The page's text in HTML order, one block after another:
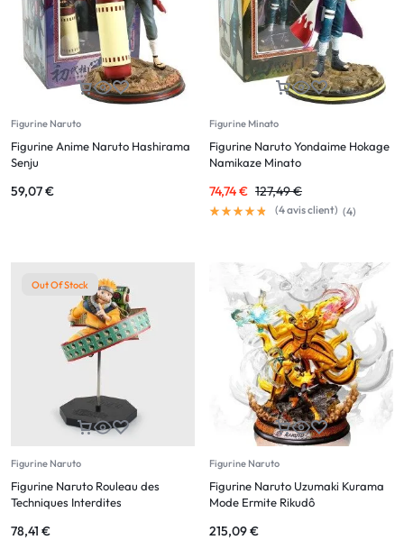
Figurine Naruto
Figurine Anime Naruto Hashirama
Senju
59,07€
Figurine Minato
Figurine Naruto Yondaime Hokage
Namikaze Minato
127,49€
74,74€
(4avis client) (4)
Out Of Stock
Figurine Naruto
Figurine Naruto Rouleau des
Techniques Interdites
78,41 €
Figurine Naruto
Figurine Naruto Uzumaki Kurama
Mode Ermite Rikudô
215,09€